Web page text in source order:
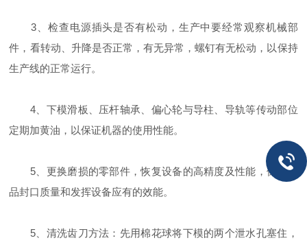
3、检查电源插头是否有松动，生产中要经常观察机械部
件，看转动、升降是否正常，有无异常，螺钉有无松动，以保持
生产线的正常运行。
4、下模滑板、压杆轴承、偏心轮与导柱、导轨等传动部位
定期加黄油，以保证机器的使用性能。
5、更换磨损的零部件，恢复设备的高精度及性能，保证产
品封口质量和发挥设备应有的效能。
5、清洗齿刀方法：先用棉花球将下模的两个泄水孔塞住，